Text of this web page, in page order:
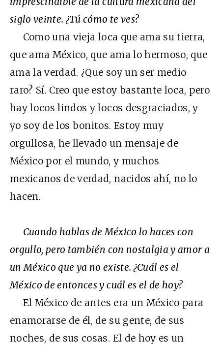
siglo veinte. ¿Tú cómo te ves?
Como una vieja loca que ama su tierra,
que ama México, que ama lo hermoso, que
ama la verdad. ¿Que soy un ser medio
raro? Sí. Creo que estoy bastante loca, pero
hay locos lindos y locos desgraciados, y
yo soy de los bonitos. Estoy muy
orgullosa, he llevado un mensaje de
México por el mundo, y muchos
mexicanos de verdad, nacidos ahí, no lo
hacen.
Cuando hablas de México lo haces con
orgullo, pero también con nostalgia y amor a
un México que ya no existe. ¿Cuál es el
México de entonces y cuál es el de hoy?
El México de antes era un México para
enamorarse de él, de su gente, de sus
noches, de sus cosas. El de hoy es un